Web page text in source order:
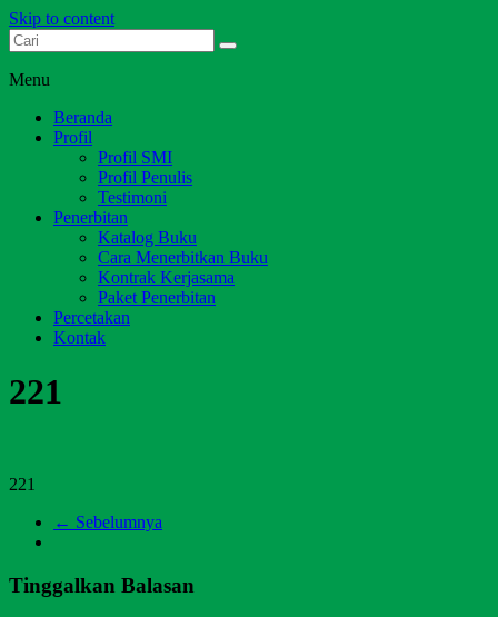
Skip to content
Dari Jambi untuk Indonesia
Menu
Beranda
Profil
Profil SMI
Profil Penulis
Testimoni
Penerbitan
Katalog Buku
Cara Menerbitkan Buku
Kontrak Kerjasama
Paket Penerbitan
Percetakan
Kontak
221
221
← Sebelumnya
Tinggalkan Balasan